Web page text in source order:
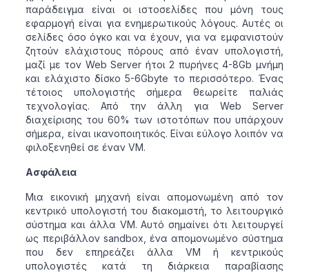
παράδειγμα είναι οι ιστοσελίδες που μόνη τους
εφαρμογή είναι για ενημερωτικούς λόγους. Αυτές οι
σελίδες όσο όγκο και να έχουν, για να εμφανιστούν
ζητούν ελάχιστους πόρους από έναν υπολογιστή,
μαζί με τον Web Server ήτοι 2 πυρήνες 4-8Gb μνήμη
και ελάχιστο δίσκο 5-6Gbyte το περισσότερο. Ένας
τέτοιος υπολογιστής σήμερα θεωρείτε παλιάς
τεχνολογίας. Από την άλλη για Web Server
διαχείρισης του 60% των ιστοτόπων που υπάρχουν
σήμερα, είναι ικανοποιητικός. Είναι εύλογο λοιπόν να
φιλοξενηθεί σε έναν VM.
Ασφάλεια
Μια εικονική μηχανή είναι απομονωμένη από τον
κεντρικό υπολογιστή του διακομιστή, το λειτουργικό
σύστημα και άλλα VM. Αυτό σημαίνει ότι λειτουργεί
ως περιβάλλον sandbox, ένα απομονωμένο σύστημα
που δεν επηρεάζει άλλα VM ή κεντρικούς
υπολογιστές κατά τη διάρκεια παραβίασης